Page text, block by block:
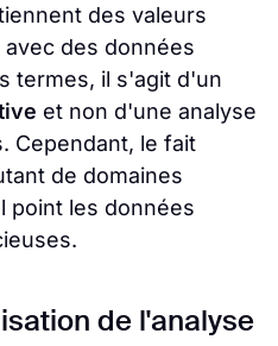
des valeurs
des données
termes, il s'agit d'un
et non d'une analyse
Cependant, le fait
de domaines
point les données
de l'analyse